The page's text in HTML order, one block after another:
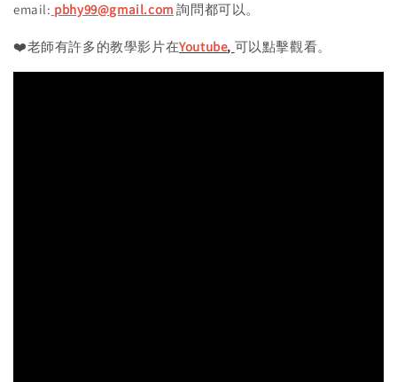
email: pbhy99@gmail.com 詢問都可以。
❤️老師有許多的教學影片在Youtube, 可以點擊觀看。